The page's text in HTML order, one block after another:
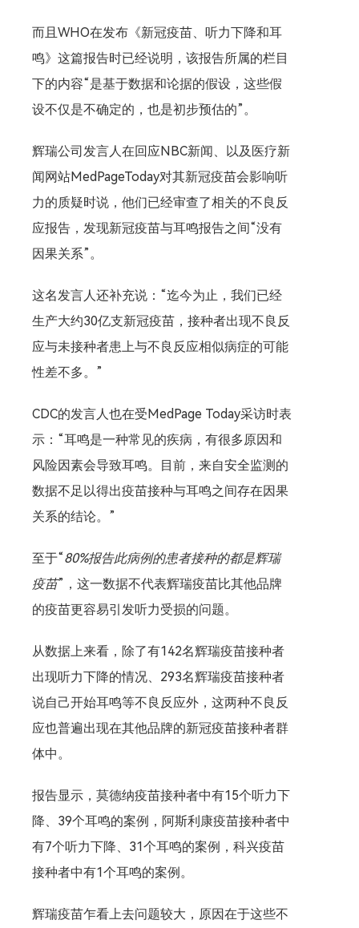
而且WHO在发布《新冠疫苗、听力下降和耳
鸣》这篇报告时已经说明，该报告所属的栏目
下的内容“是基于数据和论据的假设，这些假
设不仅是不确定的，也是初步预估的”。
辉瑞公司发言人在回应NBC新闻、以及医疗新
闻网站MedPageToday对其新冠疫苗会影响听
力的质疑时说，他们已经审查了相关的不良反
应报告，发现新冠疫苗与耳鸣报告之间“没有
因果关系”。
这名发言人还补充说：“迄今为止，我们已经
生产大约30亿支新冠疫苗，接种者出现不良反
应与未接种者患上与不良反应相似病症的可能
性差不多。”
CDC的发言人也在受MedPage Today采访时表
示：“耳鸣是一种常见的疾病，有很多原因和
风险因素会导致耳鸣。目前，来自安全监测的
数据不足以得出疫苗接种与耳鸣之间存在因果
关系的结论。”
至于“80%报告此病例的患者接种的都是辉瑞
疫苗”，这一数据不代表辉瑞疫苗比其他品牌
的疫苗更容易引发听力受损的问题。
从数据上来看，除了有142名辉瑞疫苗接种者
出现听力下降的情况、293名辉瑞疫苗接种者
说自己开始耳鸣等不良反应外，这两种不良反
应也普遍出现在其他品牌的新冠疫苗接种者群
体中。
报告显示，莫德纳疫苗接种者中有15个听力下
降、39个耳鸣的案例，阿斯利康疫苗接种者中
有7个听力下降、31个耳鸣的案例，科兴疫苗
接种者中有1个耳鸣的案例。
辉瑞疫苗乍看上去问题较大，原因在于这些不